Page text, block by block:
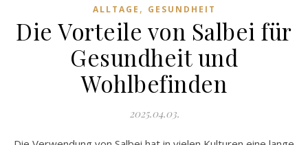
ALLTAGE , GESUNDHEIT
Die Vorteile von Salbei für
Gesundheit und
Wohlbefinden
2025.04.03.